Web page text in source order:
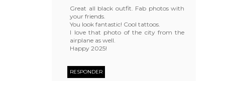
Great all black outfit. Fab photos with
your friends.
You look fantastic! Cool tattoos.
I love that photo of the city from the
airplane as well.
Happy 2025!
RESPONDER